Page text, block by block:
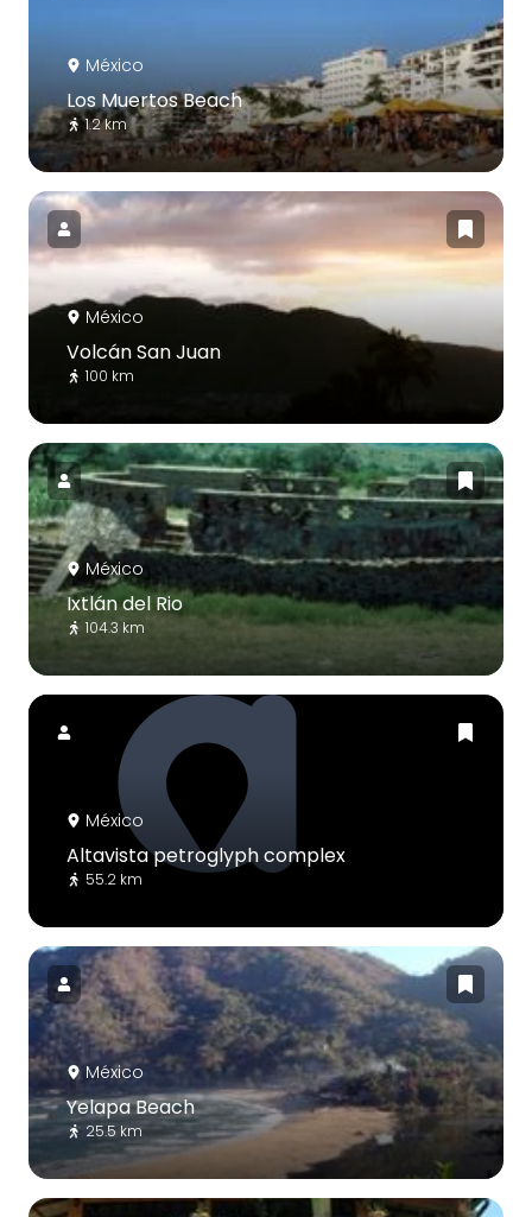
México
Los Muertos Beach
1.2 km
México
Volcán San Juan
100 km
México
Ixtlán del Rio
104.3 km
México
Altavista petroglyph complex
55.2 km
México
Yelapa Beach
25.5 km